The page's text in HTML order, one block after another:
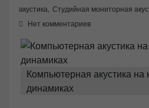
s
t
d
o
n
акустика Студийная мониторная
Нет комментариев
Компьютерная акустика на
динамиках